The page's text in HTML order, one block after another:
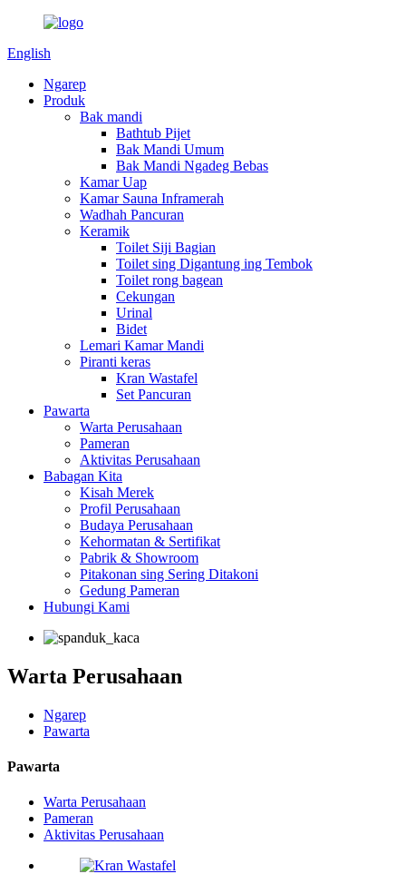
English
Ngarep
Produk
Bak mandi
Bathtub Pijet
Bak Mandi Umum
Bak Mandi Ngadeg Bebas
Kamar Uap
Kamar Sauna Inframerah
Wadhah Pancuran
Keramik
Toilet Siji Bagian
Toilet sing Digantung ing Tembok
Toilet rong bagean
Cekungan
Urinal
Bidet
Lemari Kamar Mandi
Piranti keras
Kran Wastafel
Set Pancuran
Pawarta
Warta Perusahaan
Pameran
Aktivitas Perusahaan
Babagan Kita
Kisah Merek
Profil Perusahaan
Budaya Perusahaan
Kehormatan & Sertifikat
Pabrik & Showroom
Pitakonan sing Sering Ditakoni
Gedung Pameran
Hubungi Kami
Warta Perusahaan
Ngarep
Pawarta
Pawarta
Warta Perusahaan
Pameran
Aktivitas Perusahaan